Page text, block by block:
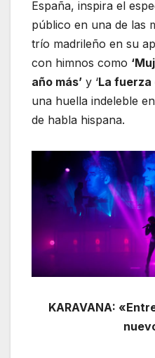
España, inspira el
público en una de las
trío madrileño en su
con himnos como
año más’ y ‘La fuerza
una huella indeleble
de habla hispana.
KARAVANA: